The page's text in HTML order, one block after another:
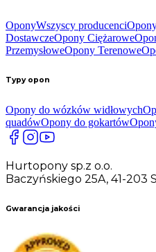
OponyWszyscy producenci
DostawczeOpony Ciężarowe
PrzemysłoweOpony Terenowe
Typy opon
Opony do wózków widłowych
quadówOpony do gokartów
Hurtopony sp.z o.o.
Baczyńskiego 25A, 41-203
Gwarancja jakości